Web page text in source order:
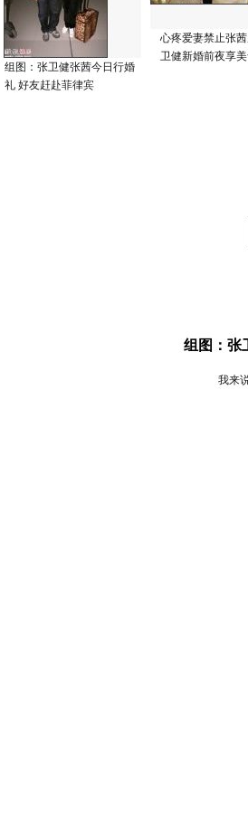
组图：张卫健张茜今日行婚
礼 好友赶赴菲律宾
心疼爱妻禁止张
卫健新婚前夜享
组图：张
我来